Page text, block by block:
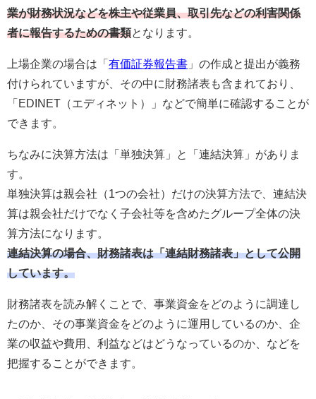
業が財務状況などを株主や従業員、取引先などの利害関係
者に報告するための書類となります。
上場企業の場合は「 有価証券報告書 」の作成と提出が義務
付けられていますが、その中に財務諸表も含まれており、
「EDINET（エディネット）」などで簡単に確認することが
できます。
ちなみに決算方法は「単独決算」と「連結決算」がありま
す。
単独決算は親会社（1つの会社）だけの決算方法で、連結決
算は親会社だけでなく子会社等を含めたグループ全体の決
算方法になります。
連結決算の場合、財務諸表は「連結財務諸表」として公開
しています。
財務諸表を読み解くことで、事業資金をどのように調達し
たのか、その事業資金をどのように運用しているのか、企
業の収益や費用、利益などはどうなっているのか、などを
把握することができます。